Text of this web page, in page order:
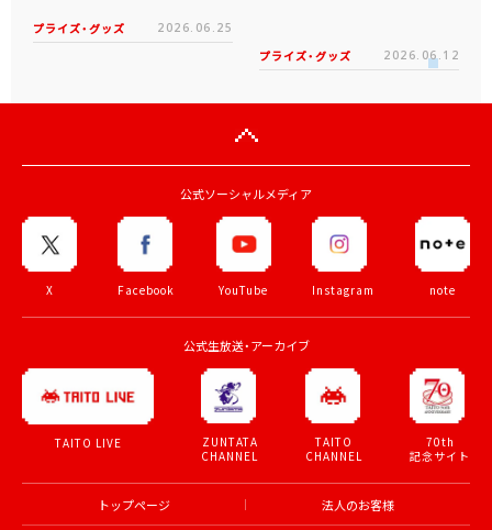
プライズ・グッズ 2026.06.25
プライズ・グッズ 2026.06.12
公式ソーシャルメディア
X Facebook YouTube Instagram note
公式生放送・アーカイブ
TAITO LIVE
ZUNTATA
CHANNEL
TAITO
CHANNEL
70th
記念サイト
トップページ 法人のお客様